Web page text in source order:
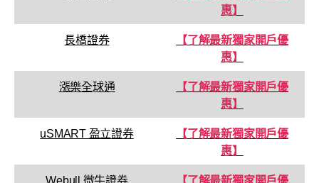
惠】
長橋證券
【了解最新獨家開戶優
惠】
漲樂全球通
【了解最新獨家開戶優
惠】
uSMART 盈立證券
【了解最新獨家開戶優
惠】
Webull 微牛證券
【了解最新獨家開戶優